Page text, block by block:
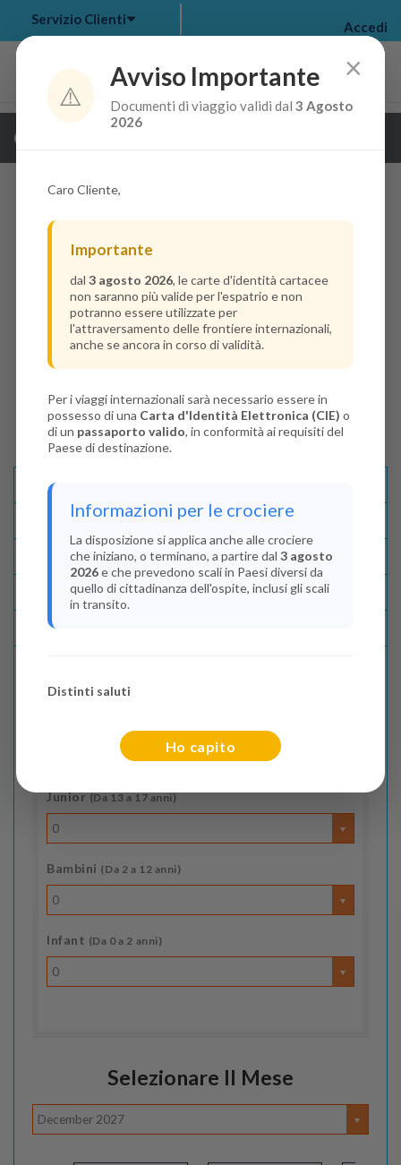
my bookings >
Servizio Clienti Accedi
Guarda i dettagli della crociera
Disponibilità
Condizioni
Recensioni
Indica il numero dei passeggeri
Junior(Da 13 a 17 anni)
0
Bambini (Da 2 a 12 anni)
0
Infant (Da 0 a 2 anni)
0
Selezionare Il Mese
December 2027
×
⚠️
Avviso Importante
Documenti di viaggio validi dal3 Agosto
2026
Caro Cliente,
Importante
dal 3 agosto 2026, le carte d'identità cartacee
non saranno più valide per l'espatrio e non
potranno essere utilizzate per
l'attraversamento delle frontiere internazionali,
anche se ancora in corso di validità.
Per i viaggi internazionali sarà necessario essere in
possesso di una Carta d'Identità Elettronica (CIE) o
di un passaporto valido, in conformità ai requisiti del
Paese di destinazione.
Informazioni per le crociere
La disposizione si applica anche alle crociere
che iniziano, o terminano, a partire dal 3 agosto
2026e che prevedono scali in Paesi diversi da
quello di cittadinanza dell'ospite, inclusi gli scali
in transito.
Distinti saluti
Ho capito